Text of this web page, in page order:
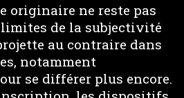
originaire ne reste pas
de la subjectivité
au contraire dans
notamment
se différer plus encore.